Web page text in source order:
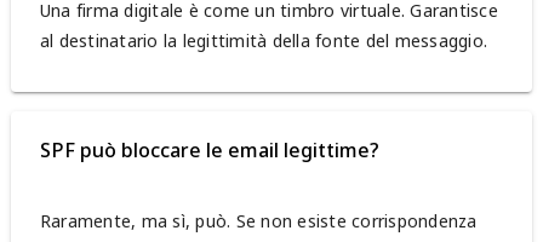
Una firma digitale è come un timbro virtuale. Garantisce
al destinatario la legittimità della fonte del messaggio.
SPF può bloccare le email legittime?
Raramente, ma sì, può. Se non esiste corrispondenza